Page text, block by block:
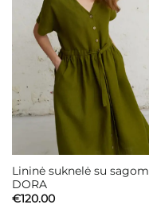
Lininė suknelė su sagom
DORA
€120.00